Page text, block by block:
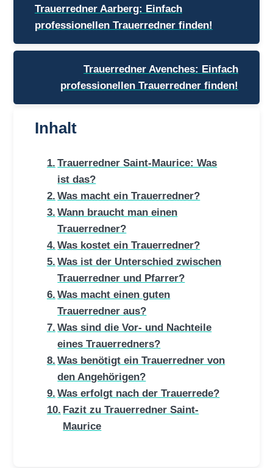
Trauerredner Aarberg: Einfach
professionellen Trauerredner finden!
Trauerredner Avenches: Einfach
professionellen Trauerredner finden!
Inhalt
Trauerredner Saint-Maurice: Was
ist das?
Was macht ein Trauerredner?
Wann braucht man einen
Trauerredner?
Was kostet ein Trauerredner?
Was ist der Unterschied zwischen
Trauerredner und Pfarrer?
Was macht einen guten
Trauerredner aus?
Was sind die Vor- und Nachteile
eines Trauerredners?
Was benötigt ein Trauerredner von
den Angehörigen?
Was erfolgt nach der Trauerrede?
Fazit zu Trauerredner Saint-
Maurice